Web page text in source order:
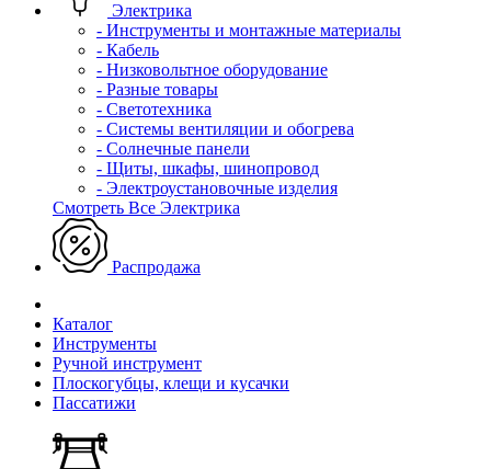
Электрика
- Инструменты и монтажные материалы
- Кабель
- Низковольтное оборудование
- Разные товары
- Светотехника
- Системы вентиляции и обогрева
- Солнечные панели
- Щиты, шкафы, шинопровод
- Электроустановочные изделия
Смотреть Все Электрика
Распродажа
Каталог
Инструменты
Ручной инструмент
Плоскогубцы, клещи и кусачки
Пассатижи